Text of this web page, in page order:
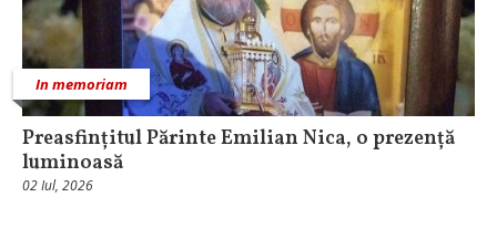
In memoriam
Preasfințitul Părinte Emilian Nica, o prezență
luminoasă
02 Iul, 2026